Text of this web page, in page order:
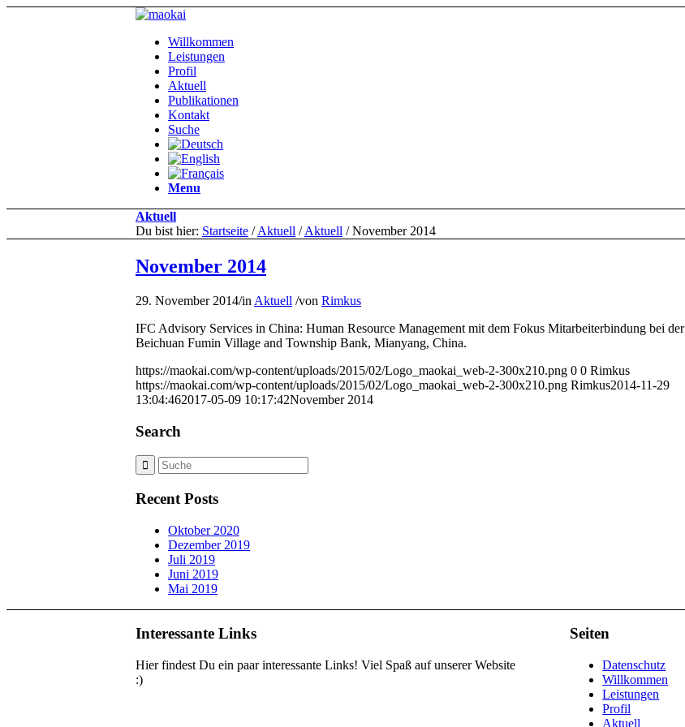
Willkommen
Leistungen
Profil
Aktuell
Publikationen
Kontakt
Suche
Menu
Aktuell
Du bist hier: Startseite / Aktuell / Aktuell / November 2014
November 2014
29. November 2014/in Aktuell /von Rimkus
IFC Advisory Services in China: Human Resource Management mit dem Fokus Mitarbeiterbindung bei der
Beichuan Fumin Village and Township Bank, Mianyang, China.
https://maokai.com/wp-content/uploads/2015/02/Logo_maokai_web-2-300x210.png 0 0 Rimkus
https://maokai.com/wp-content/uploads/2015/02/Logo_maokai_web-2-300x210.png Rimkus2014-11-29
13:04:462017-05-09 10:17:42November 2014
Search
Recent Posts
Oktober 2020
Dezember 2019
Juli 2019
Juni 2019
Mai 2019
Interessante Links
Hier findest Du ein paar interessante Links! Viel Spaß auf unserer Website
:)
Seiten
Datenschutz
Willkommen
Leistungen
Profil
Aktuell